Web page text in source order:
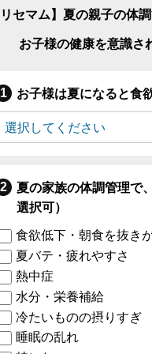
セマム】夏の親子の体
お子様の健康を意識さ
お子様は夏になると食
夏の家族の体調管理で
選択可）
食欲低下・朝食を抜き
夏バテ・疲れやすさ
熱中症
水分・栄養補給
冷たいものの摂りすぎ
睡眠の乱れ